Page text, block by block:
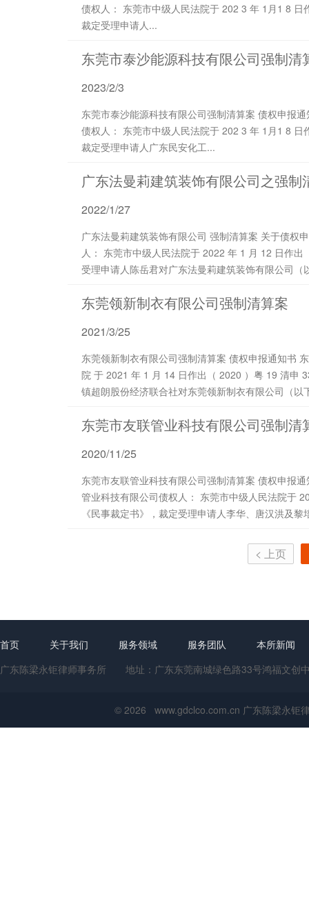
债权人： 东莞市中级人民法院于 202 3 年 1月1 8 日作出（ 202 2 ）粤 19清申 36 号《民事裁定书》，
裁定受理申请人...
东莞市泰沙能源科技有限公司强制清
2023/2/3
东莞市泰沙能源科技有限公司强制清算案 债权申报通知 （ 202 3 ）泰沙强清字第 Z 001 号 尊敬的各位
债权人： 东莞市中级人民法院于 202 3 年 1月1 8 日作出（ 202 2 ）粤 19清申 36 号《民事裁定书》，
裁定受理申请人广东民安化工...
广东法曼莉建筑装饰有限公司之强制
2022/1/27
广东法曼莉建筑装饰有限公司 强制清算案 关于债权申报的通知书 广东法曼莉建筑装饰有限公司债权
人： 东莞市中级人民法院于 2022 年 1 月 12 日作出（ 2021 ）粤 19 清申 26 号《民事裁定书》，裁定
受理申请人陈岳君对广东法曼莉建筑装饰有限公司（
东莞领新制衣有限公司强制清算案
2021/3/25
东莞领新制衣有限公司强制清算案 债权申报通知书 东莞领新制衣有限公司债权人： 东莞市中级人民法
院 于 2021 年 1 月 14 日作出（ 2020 ）粤 19 清申 33 号《民事裁定书》 ，裁定受理申请人东莞市茶山
镇超朗股份经济联合社对东莞领新制衣有限公司（以
东莞市友联管业科技有限公司强制清
2020/11/25
东莞市友联管业科技有限公司强制清算案 债权申报通知书 （ 2020 ）友联强清字第 Z001 号 东莞市友联
管业科技有限公司债权人： 东莞市中级人民法院于 2020 年 7 月 24 日作出（ 2020 ）粤 19 清申 3 号
《民事裁定书》，裁定受理申请人李华、唐汉洪及
< 上页
首页 关于我们 服务领域 服务团队
本所新闻
广东陈梁永钜律师事务所 地址：广东东莞南城绿色路33号鸿福
© 2026 www.gdclco.com.cn 广东陈梁永